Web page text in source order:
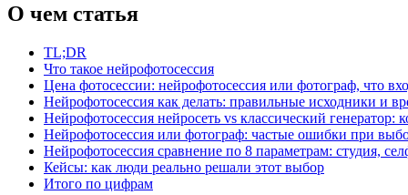
О чем статья
TL;DR
Что такое нейрофотосессия
Цена фотосессии: нейрофотосессия или фотограф, что
Нейрофотосессия как делать: правильные исходники и
Нейрофотосессия нейросеть vs классический генератор:
Нейрофотосессия или фотограф: частые ошибки при
Нейрофотосессия сравнение по 8 параметрам: студия,
Кейсы: как люди реально решали этот выбор
Итого по цифрам